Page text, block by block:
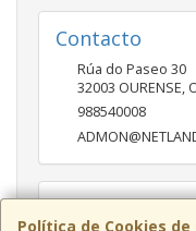
Política de Cookies
Contacto
Rúa do Paseo 30
32003 OURENSE,
988540008
Horario